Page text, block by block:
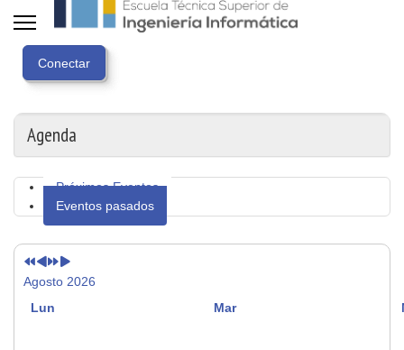
Agenda
Próximos Eventos
Eventos pasados
anterior
Agosto 2026
Lun
Mar